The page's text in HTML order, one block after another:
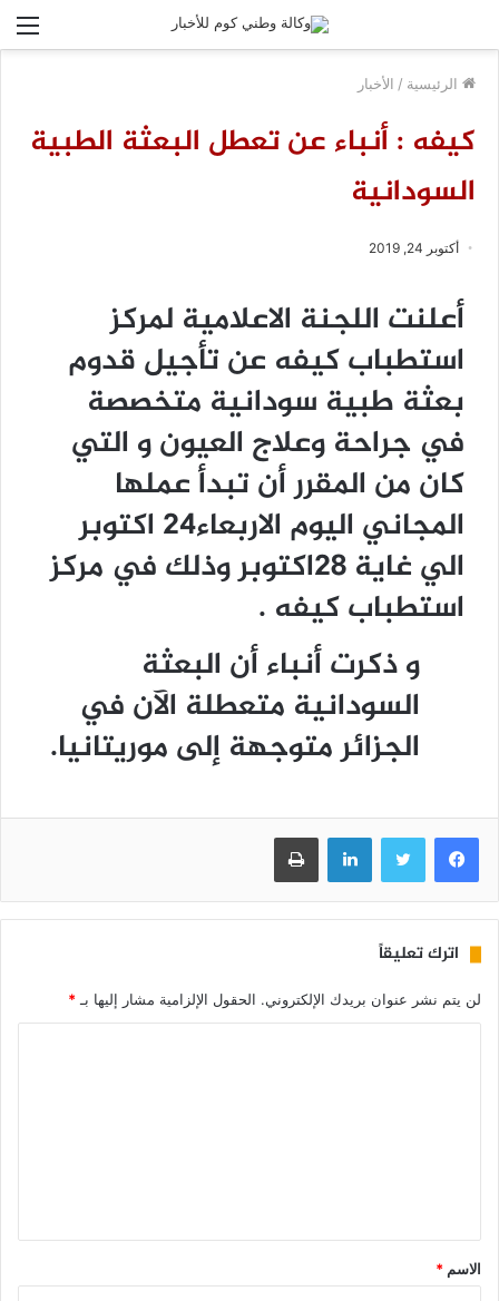
الرئيسية / الأخبار
كيفه : أنباء عن تعطل البعثة الطبية
السودانية
أكتوبر 24, 2019
أعلنت اللجنة الاعلامية لمركز
استطباب كيفه عن تأجيل قدوم
بعثة طبية سودانية متخصصة
في جراحة وعلاج العيون و التي
كان من المقرر أن تبدأ عملها
المجاني اليوم الاربعاء24 اكتوبر
الي غاية 28اكتوبر وذلك في مركز
استطباب كيفه .
و ذكرت أنباء أن البعثة
السودانية متعطلة الآن في
الجزائر متوجهة إلى موريتانيا.
فيسبوك تويتر لينكدإن طباعة
اترك تعليقاً
لن يتم نشر عنوان بريدك الإلكتروني. الحقول الإلزامية مشار إليها بـ *
الاسم *